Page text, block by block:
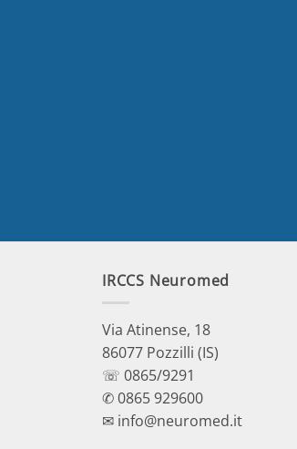
IRCCS Neuromed
Via Atinense, 18
86077 Pozzilli (IS)
☏ 0865/9291
✆ 0865 929600
✉ info@neuromed.it